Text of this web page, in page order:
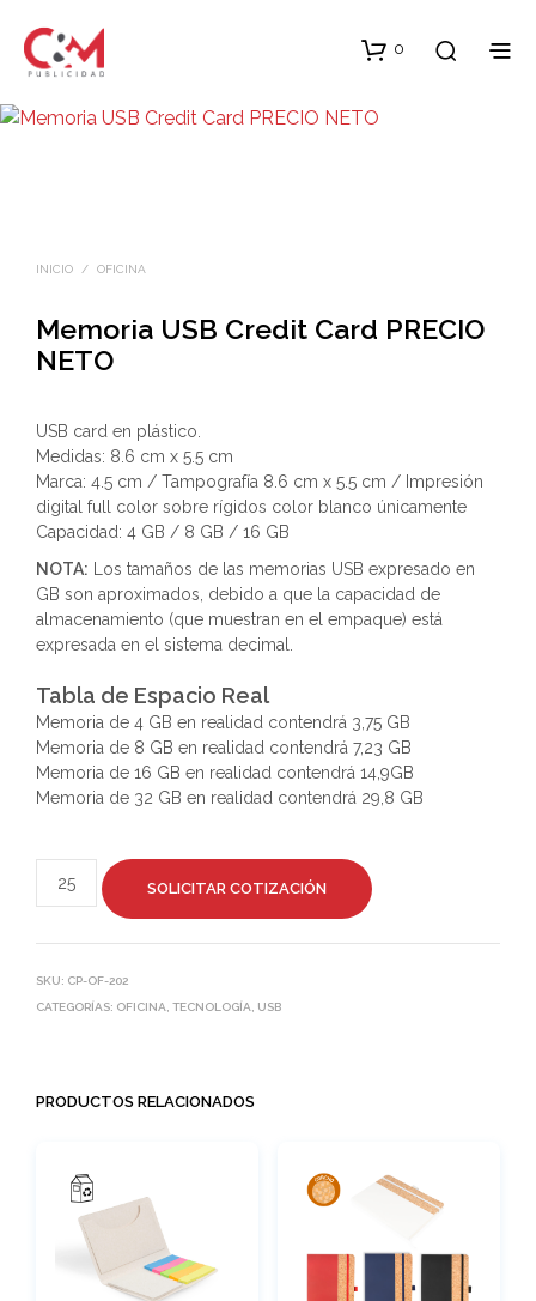
0
INICIO / OFICINA
Memoria USB Credit Card PRECIO
NETO
USB card en plástico.
Medidas: 8.6 cm x 5.5 cm
Marca: 4.5 cm / Tampografía 8.6 cm x 5.5 cm / Impresión
digital full color sobre rígidos color blanco únicamente
Capacidad: 4 GB / 8 GB / 16 GB
NOTA: Los tamaños de las memorias USB expresado en
GB son aproximados, debido a que la capacidad de
almacenamiento (que muestran en el empaque) está
expresada en el sistema decimal.
Tabla de Espacio Real
Memoria de 4 GB en realidad contendrá 3,75 GB
Memoria de 8 GB en realidad contendrá 7,23 GB
Memoria de 16 GB en realidad contendrá 14,9GB
Memoria de 32 GB en realidad contendrá 29,8 GB
SOLICITAR COTIZACIÓN
SKU: CP-OF-202
CATEGORÍAS: OFICINA TECNOLOGÍA USB
PRODUCTOS RELACIONADOS